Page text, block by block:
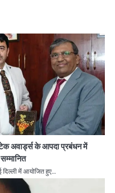
अवार्ड्स के आपदा प्रबंधन में
दिल्ली में आयोजित हुए…